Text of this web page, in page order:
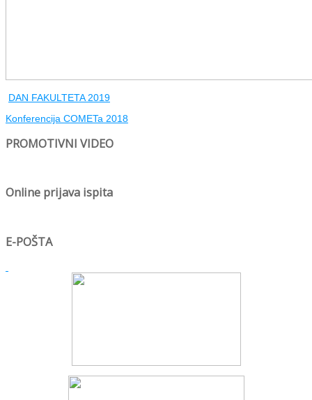
DAN FAKULTETA 2019
Konferencija COMETa 2018
PROMOTIVNI VIDEO
Online prijava ispita
E-POŠTA